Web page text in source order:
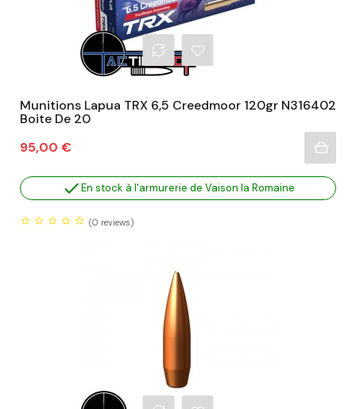
Munitions Lapua TRX 6,5 Creedmoor 120gr N316402
Boite De 20
Prix
95,00 €
En stock à l'armurerie de Vaison la Romaine
(0 reviews)